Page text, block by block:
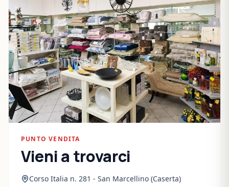
PUNTO VENDITA
Vieni a trovarci
Corso Italia n. 281 - San Marcellino (Caserta)